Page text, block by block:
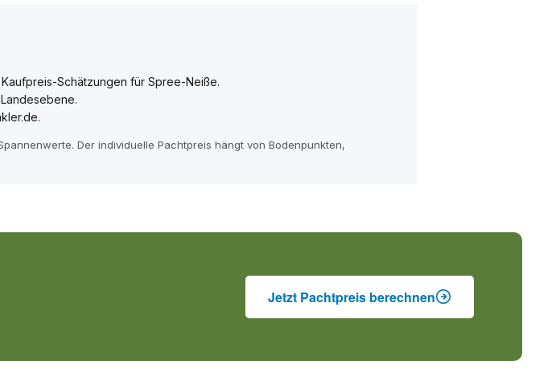
Schätzungen für Spree-Neiße.
Der individuelle Pachtpreis hängt von Bodenpunkten,
Jetzt Pachtpreis berechnen